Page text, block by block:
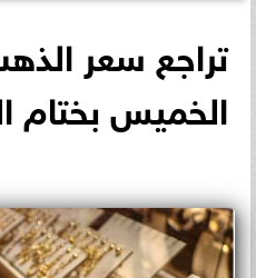
تراجع سعر
الخميس بختام